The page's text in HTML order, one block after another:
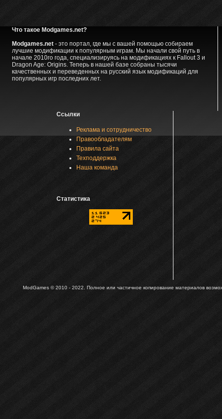
Что такое Modgames.net?
Modgames.net- это портал, где мы с вашей помощью собираем
лучшие модификации к популярным играм. Мы начали свой путь в
начале 2010го года, специализируясь на модификациях к Fallout 3 и
Dragon Age: Origins. Теперь в нашей базе собраны тысячи
качественных и переведенных на русский язык модификаций для
популярных игр последних лет.
Ссылки
Реклама и сотрудничество
Правообладателям
Правила сайта
Техподдержка
Наша команда
Статистика
ModGames © 2010 - 2022. Полное или частичное копирование материалов